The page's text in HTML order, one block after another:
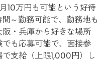
10万円も可能という好待
～勤務可能で、勤務地も
・兵庫から好きな場所
も応募可能で、面接参
支給（上限1,000円）し